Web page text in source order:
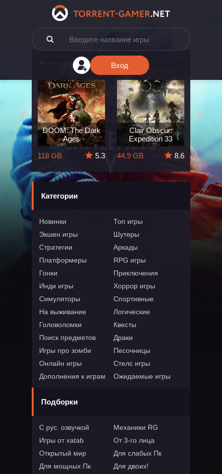
Вход
The
5.7
DOOM: The Dark
Ages
118 GB
5.3
Clair Obscur:
Expedition 33
44.9 GB
8.6
164 GB
Категории
Новинки
Топ игры
Экшен игры
Шутеры
Стратегии
Аркады
Платформеры
RPG игры
Гонки
Приключения
Инди игры
Хоррор игры
Симуляторы
Спортивные
На выживание
Логические
Головоломки
Квесты
Поиск предметов
Драки
Игры про зомби
Песочницы
Онлайн игры
Стелс игры
Дополнения к играм
Ожидаемые игры
Подборки
С рус. озвучкой
Механики RG
Игры от xatab
От 3-го лица
Открытый мир
Для слабых Пк
Для мощных Пк
Для двоих!